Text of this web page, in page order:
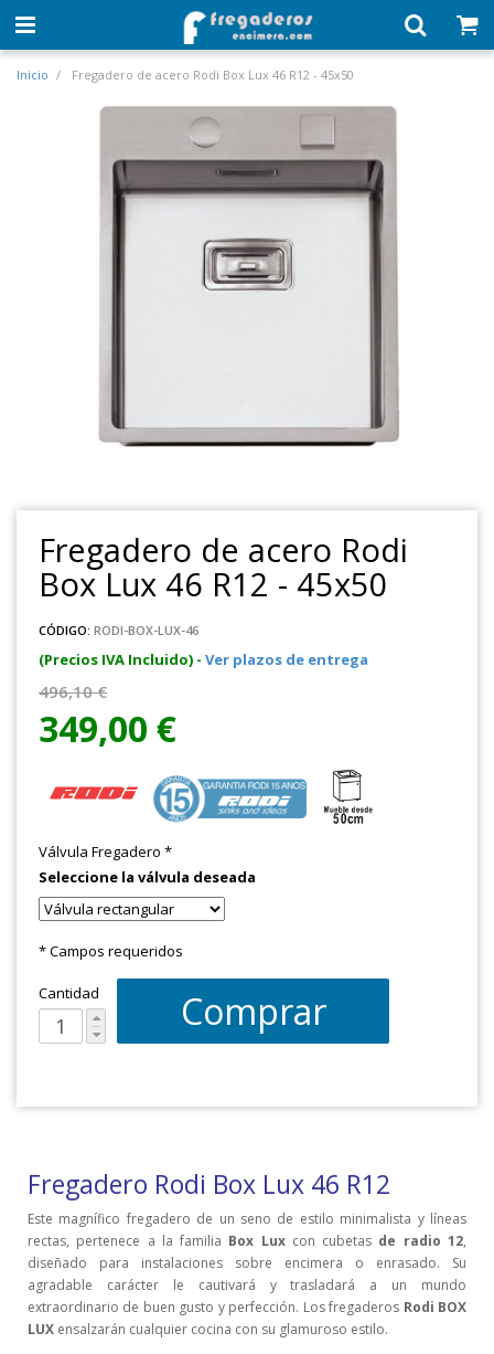
Inicio Fregadero de acero Rodi Box Lux 46 R12 - 45x50
Fregadero de acero Rodi
Box Lux 46 R12 - 45x50
CÓDIGO: RODI-BOX-LUX-46
(Precios IVA Incluido) - Ver plazos de entrega
496,10 €
349,00 €
Válvula Fregadero *
Seleccione la válvula deseada
* Campos requeridos
Cantidad Comprar
Fregadero Rodi Box Lux 46 R12
Este magnífico fregadero de un seno de estilo minimalista y líneas
rectas, pertenece a la familia Box Luxcon cubetas de radio 12,
diseñado para instalaciones sobre encimera o enrasado. Su
agradable carácter le cautivará y trasladará a un mundo
extraordinario de buen gusto y perfección. Los fregaderos Rodi BOX
LUX ensalzarán cualquier cocina con su glamuroso estilo.